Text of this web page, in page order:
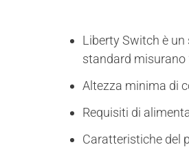
Liberty Switch è
standard misurano
Altezza minima di
Requisiti di
Caratteristiche del